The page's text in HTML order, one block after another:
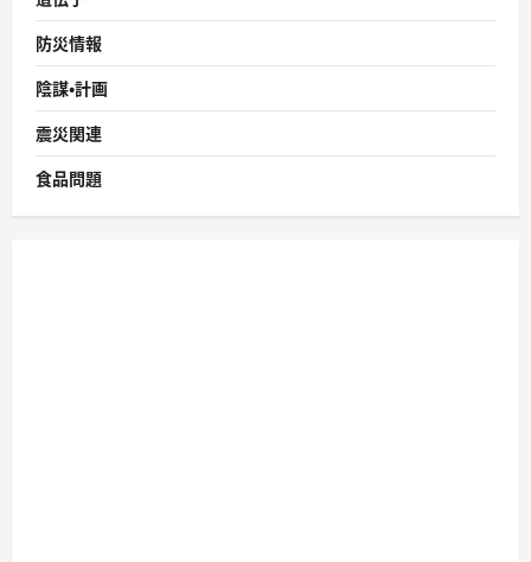
防災情報
陰謀・計画
震災関連
食品問題